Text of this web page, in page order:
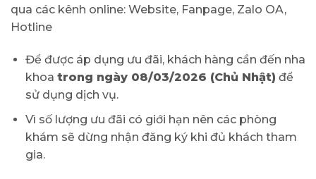
qua các kênh online: Website, Fanpage, Zalo OA,
Hotline
Để được áp dụng ưu đãi, khách hàng cần đến nha
khoa trong ngày 08/03/2026 (Chủ Nhật) để
sử dụng dịch vụ.
Vì số lượng ưu đãi có giới hạn nên các phòng
khám sẽ dừng nhận đăng ký khi đủ khách tham
gia.